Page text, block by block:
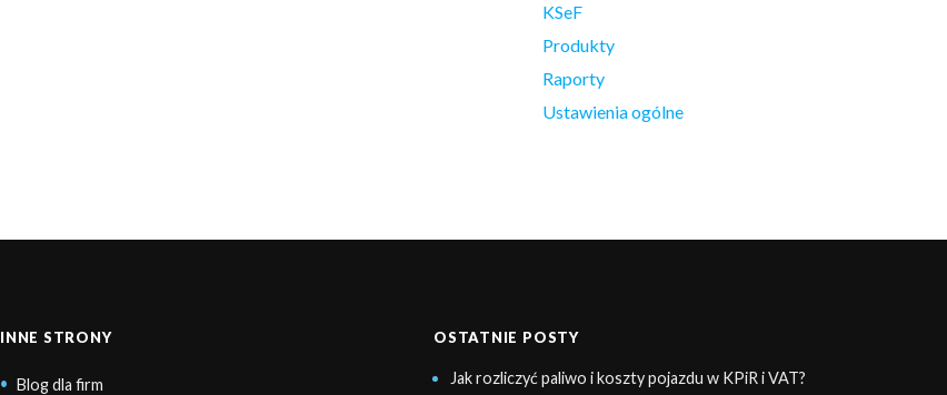
KSeF
Produkty
Raporty
Ustawienia ogólne
INNE STRONY
Blog dla firm
OSTATNIE POSTY
Jak rozliczyć paliwo i koszty pojazdu w KPiR i VAT?